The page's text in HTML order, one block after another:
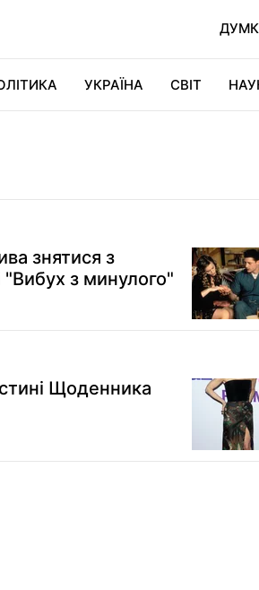
УКРАЇНА СВІТ
знятися з
з минулого"
Щоденника